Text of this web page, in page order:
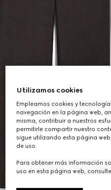
Utilizamos cookies
Empleamos cookies y
navegación en la página web,
misma, contribuir a nuestros
permitirle compartir nuestro
sigue utilizando esta página
de uso.
Para obtener más información
uso en esta página web,